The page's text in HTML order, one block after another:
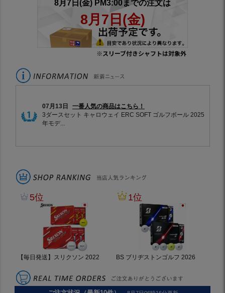
※スリーブ付きシャフトは対象外